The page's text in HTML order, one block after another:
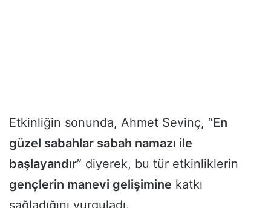
Etkinliğin sonunda, Ahmet Sevinç, “En
güzel sabahlar sabah namazı ile
başlayandır” diyerek, bu tür etkinliklerin
gençlerin manevi gelişimine katkı
sağladığını vurguladı.